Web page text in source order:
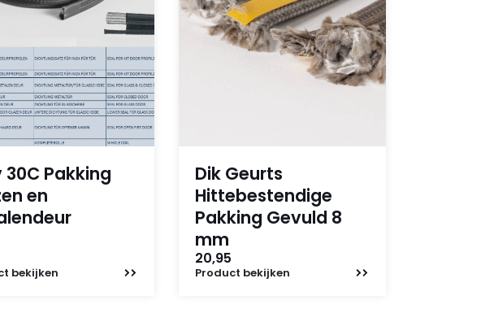
30C Pakking
en
bekijken
Dik Geurts
Hittebestendige
Pakking Gevuld 8
mm
20,95
Product bekijken